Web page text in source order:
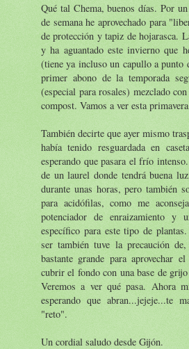
Qué tal Chema, buenos días. Por
de semana he aprovechado para
de protección y tapiz de hojarasca.
y ha aguantado este invierno que
(tiene ya incluso un capullo a
primer abono de la temporada
(especial para rosales) mezclado
compost. Vamos a ver esta
También decirte que ayer mismo
había tenido resguardada en
esperando que pasara el frío
de un laurel donde tendrá buena
durante unas horas, pero también
para acidófilas, como me
potenciador de enraizamiento y
específico para este tipo de
ser también tuve la precaución
bastante grande para aprovechar
cubrir el fondo con una base de
Veremos a ver qué pasa. Ahora
esperando que abran...jejeje...te
"reto".
Un cordial saludo desde Gijón.